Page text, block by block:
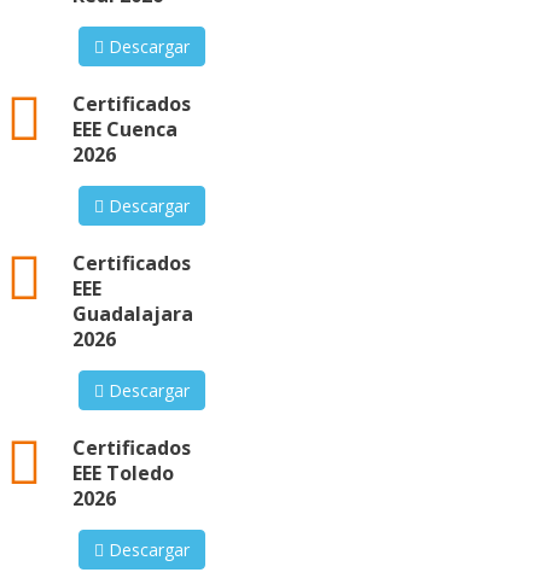
Descargar
Certificados
EEE Cuenca
2026
xml
Descargar
Certificados
EEE
Guadalajara
2026
xml
Descargar
Certificados
EEE Toledo
2026
xml
Descargar